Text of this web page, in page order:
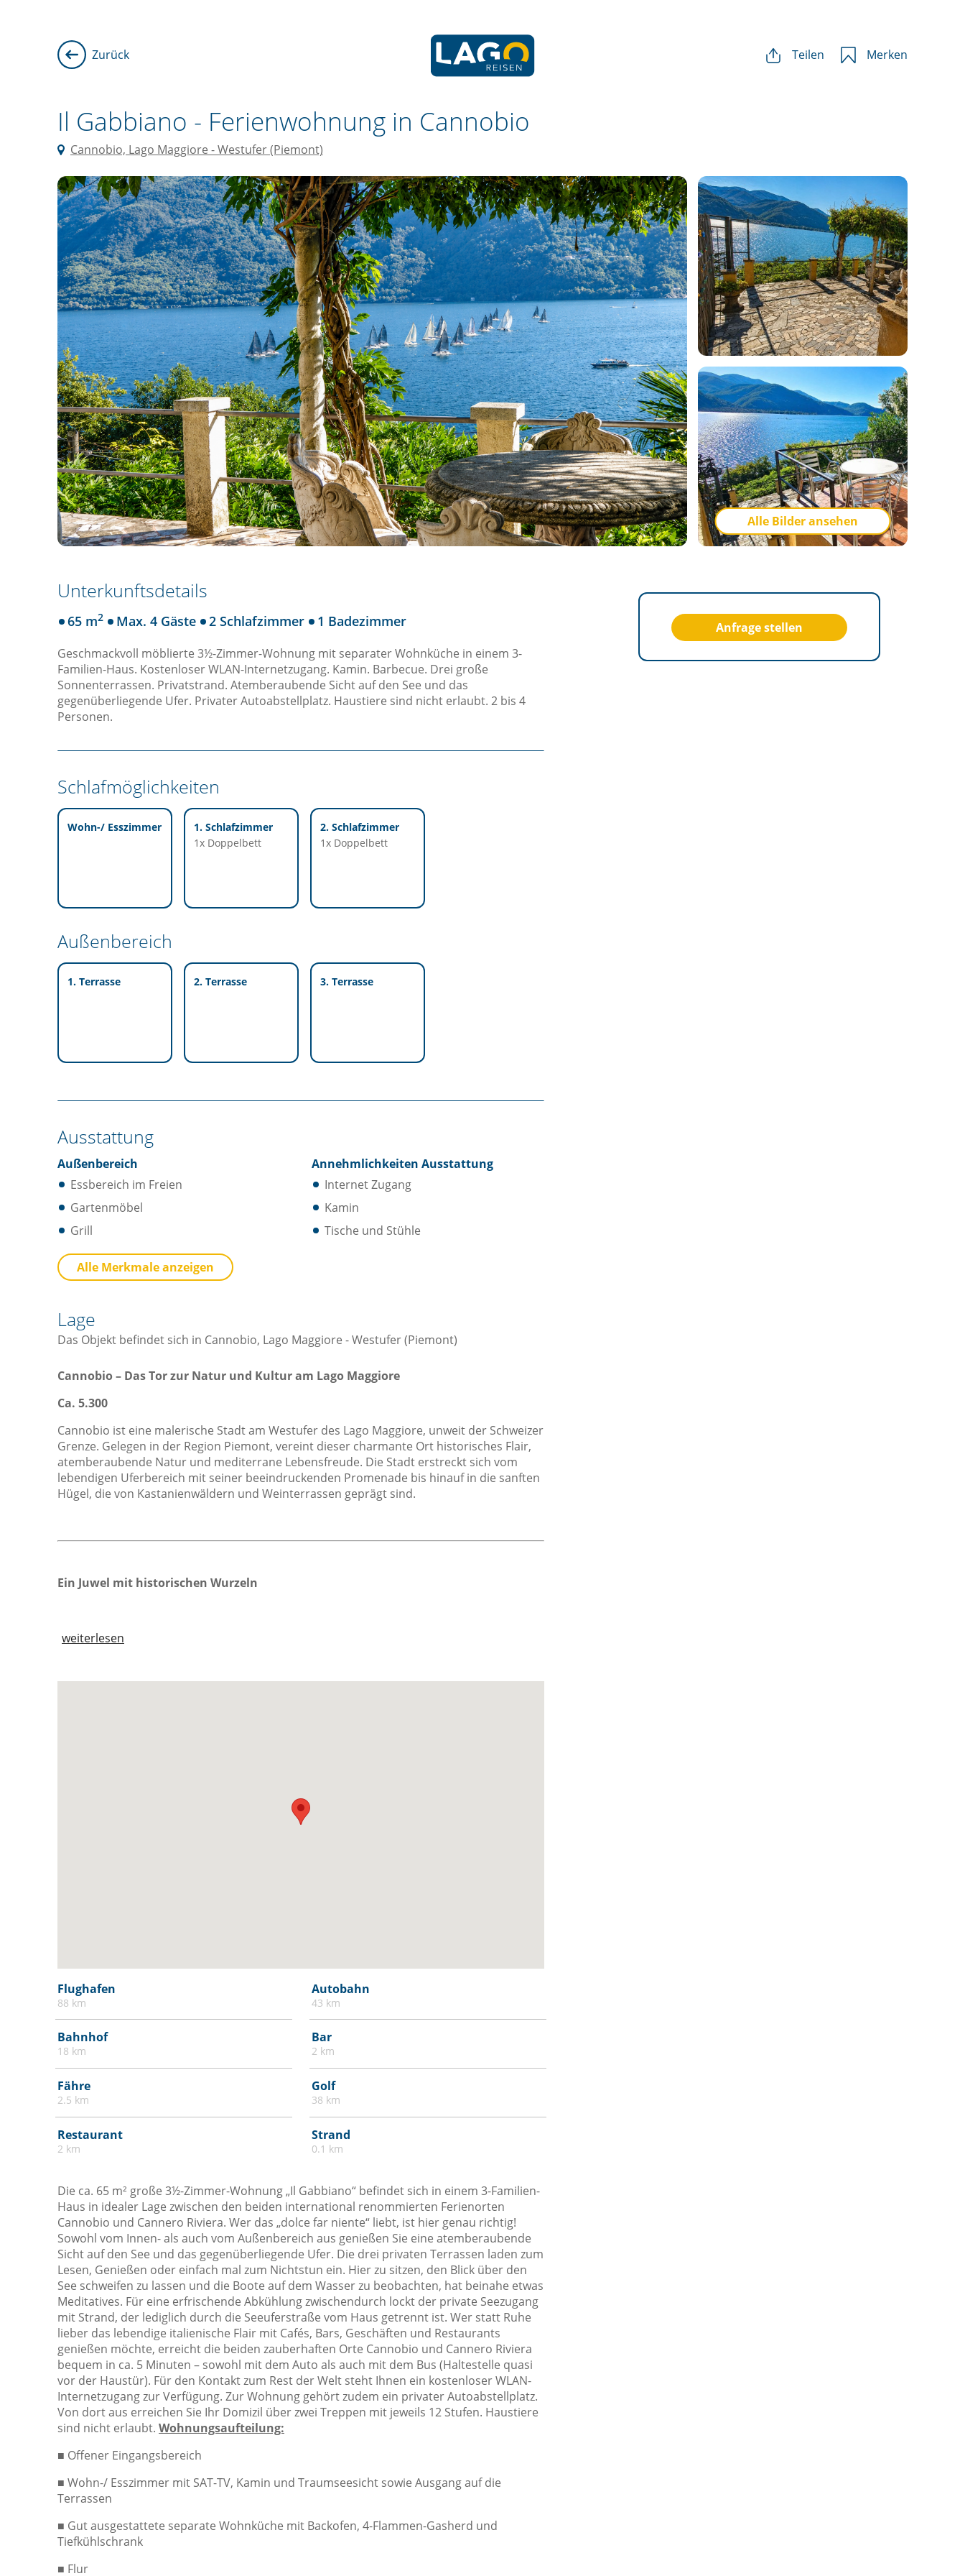
Zurück Teilen Merken
Il Gabbiano - Ferienwohnung in Cannobio
Cannobio, Lago Maggiore - Westufer (Piemont)
Alle Bilder ansehen
Unterkunftsdetails
65 m2 Max. 4 Gäste 2 Schlafzimmer 1 Badezimmer
Geschmackvoll möblierte 3½-Zimmer-Wohnung mit separater Wohnküche in einem 3-
Familien-Haus. Kostenloser WLAN-Internetzugang. Kamin. Barbecue. Drei große
Sonnenterrassen. Privatstrand. Atemberaubende Sicht auf den See und das
gegenüberliegende Ufer. Privater Autoabstellplatz. Haustiere sind nicht erlaubt. 2 bis 4
Personen.
Schlafmöglichkeiten
Wohn-/ Esszimmer
1. Schlafzimmer
1x Doppelbett
2. Schlafzimmer
1x Doppelbett
Außenbereich
1. Terrasse 2. Terrasse 3. Terrasse
Ausstattung
Außenbereich
Essbereich im Freien
Gartenmöbel
Grill
Annehmlichkeiten Ausstattung
Internet Zugang
Kamin
Tische und Stühle
Küche
Besteck / Utensilien
Kaffee- / Teekocher
Küche
Küchenwaren
Kühlschrank
Toaster
Sicht
Aussicht
Gartenaussicht
Lage
Direkt am Strand
Dorflage
Sonstiges
Schnorcheln
Terrasse
Mülleimer
Parkplatz
Privater Eingang
Satelliten Fernsehen
Seezugang
Terrasse
Weingläser
Alle Merkmale anzeigen
Lage
Das Objekt befindet sich in Cannobio, Lago Maggiore - Westufer (Piemont)
Cannobio – Das Tor zur Natur und Kultur am Lago Maggiore
Ca. 5.300
Cannobio ist eine malerische Stadt am Westufer des Lago Maggiore, unweit der Schweizer
Grenze. Gelegen in der Region Piemont, vereint dieser charmante Ort historisches Flair,
atemberaubende Natur und mediterrane Lebensfreude. Die Stadt erstreckt sich vom
lebendigen Uferbereich mit seiner beeindruckenden Promenade bis hinauf in die sanften
Hügel, die von Kastanienwäldern und Weinterrassen geprägt sind.
Ein Juwel mit historischen Wurzeln
weiterlesen
Flughafen
88 km
Autobahn
43 km
Bahnhof
18 km
Bar
2 km
Fähre
2.5 km
Golf
38 km
Restaurant
2 km
Strand
0.1 km
Die ca. 65 m² große 3½-Zimmer-Wohnung „Il Gabbiano“ befindet sich in einem 3-Familien-
Haus in idealer Lage zwischen den beiden international renommierten Ferienorten
Cannobio und Cannero Riviera. Wer das „dolce far niente“ liebt, ist hier genau richtig!
Sowohl vom Innen- als auch vom Außenbereich aus genießen Sie eine atemberaubende
Sicht auf den See und das gegenüberliegende Ufer. Die drei privaten Terrassen laden zum
Lesen, Genießen oder einfach mal zum Nichtstun ein. Hier zu sitzen, den Blick über den
See schweifen zu lassen und die Boote auf dem Wasser zu beobachten, hat beinahe etwas
Meditatives. Für eine erfrischende Abkühlung zwischendurch lockt der private Seezugang
mit Strand, der lediglich durch die Seeuferstraße vom Haus getrennt ist. Wer statt Ruhe
lieber das lebendige italienische Flair mit Cafés, Bars, Geschäften und Restaurants
genießen möchte, erreicht die beiden zauberhaften Orte Cannobio und Cannero Riviera
bequem in ca. 5 Minuten – sowohl mit dem Auto als auch mit dem Bus (Haltestelle quasi
vor der Haustür). Für den Kontakt zum Rest der Welt steht Ihnen ein kostenloser WLAN-
Internetzugang zur Verfügung. Zur Wohnung gehört zudem ein privater Autoabstellplatz.
Von dort aus erreichen Sie Ihr Domizil über zwei Treppen mit jeweils 12 Stufen. Haustiere
sind nicht erlaubt. Wohnungsaufteilung:
■ Offener Eingangsbereich
■ Wohn-/ Esszimmer mit SAT-TV, Kamin und Traumseesicht sowie Ausgang auf die
Terrassen
■ Gut ausgestattete separate Wohnküche mit Backofen, 4-Flammen-Gasherd und
Tiefkühlschrank
■ Flur
Anfrage stellen